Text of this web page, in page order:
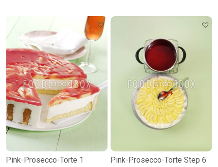
Pink-Prosecco-Torte 1 Pink-Prosecco-Torte Step 6